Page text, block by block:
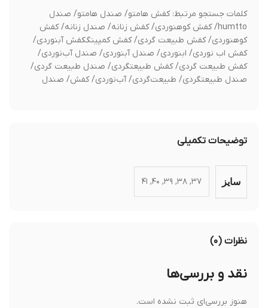
کلمات جستجو مرتبط: کفش هامتو/ صندل هامتو/ صندل
humtto/ کفش کوهنوردی/ کفش زنانه/ صندل زنانه/ کفش
کوهنوردی/ کفش طبیعت گردی/ کفش کمپینگکفش آبنوردی/
کفش اب نوردی/ ابنوردی/ صندل آبنوردی/ صندل آب‌نوردی/
کفش طبیعت گردی/ کفش طبیعتگردی/ صندل طبیعت گردی/
صندل طبیعتگردی/ طبیعت‌گردی/ آب‌نوردی/ کفش/ صندل
توضیحات تکمیلی
سایز
نظرات (۰)
نقد و بررسی‌ها
هنوز بررسی‌ای ثبت نشده است.